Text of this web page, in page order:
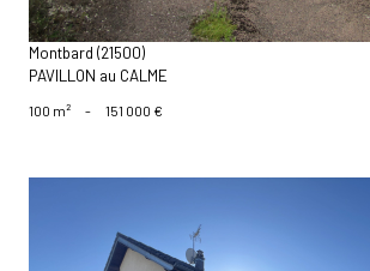
Montbard (21500)
PAVILLON au CALME
100 m² - 151 000 €